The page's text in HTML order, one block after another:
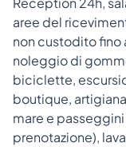
aree del
non custodito fino
noleggio di
biciclette,
boutique,
mare e
prenotazione),